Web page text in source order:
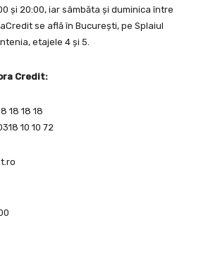
și 20:00, iar sâmbăta și duminica între
se află în București, pe Splaiul
etajele 4 și 5.
Credit:
18 18 18
10 10 72